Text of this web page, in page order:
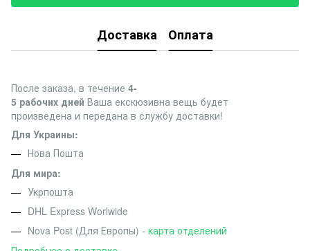
Доставка Оплата
После заказа, в течение 4-
5 рабочих дней Ваша екскюзивна вещь будет
произведена и передана в службу доставки!
Для Украины:
Нова Пошта
Для мира:
Укрпошта
DHL Express Worlwide
Nova Post (Для Европы) - карта отделений